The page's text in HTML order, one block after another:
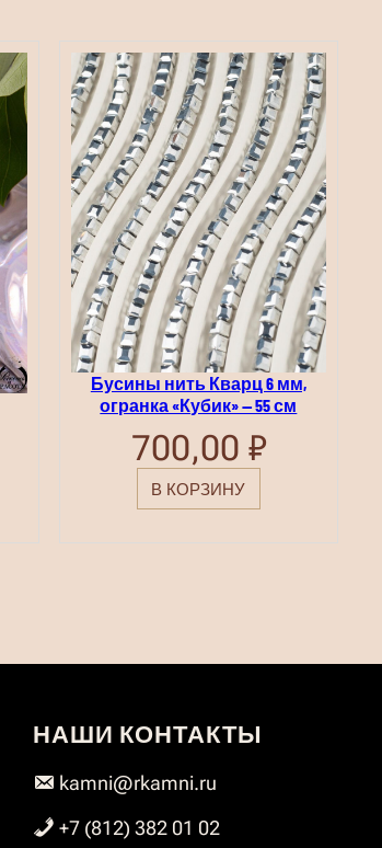
Бусины нить Кварц 6 мм,
огранка «Кубик» — 55 см
700,00 ₽
В КОРЗИНУ
НАШИ КОНТАКТЫ
kamni@rkamni.ru
+7 (812) 382 01 02